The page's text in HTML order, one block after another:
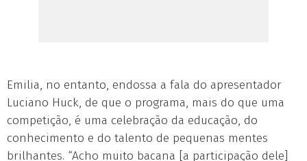
Emilia, no entanto, endossa a fala do apresentador
Luciano Huck, de que o programa, mais do que uma
competição, é uma celebração da educação, do
conhecimento e do talento de pequenas mentes
brilhantes. “Acho muito bacana [a participação dele]